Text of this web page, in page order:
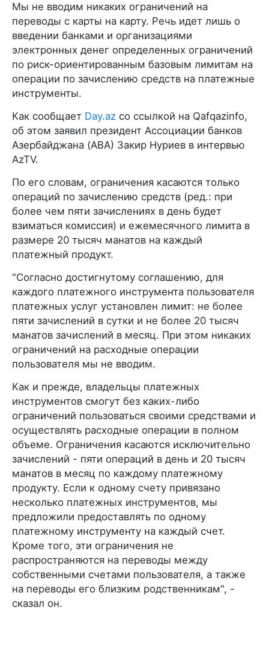
Мы не вводим никаких ограничений на
переводы с карты на карту. Речь идет лишь о
введении банками и организациями
электронных денег определенных ограничений
по риск-ориентированным базовым лимитам на
операции по зачислению средств на платежные
инструменты.
Как сообщает Day.az со ссылкой на Qafqazinfo,
об этом заявил президент Ассоциации банков
Азербайджана (ABA) Закир Нуриев в интервью
AzTV.
По его словам, ограничения касаются только
операций по зачислению средств (ред.: при
более чем пяти зачислениях в день будет
взиматься комиссия) и ежемесячного лимита в
размере 20 тысяч манатов на каждый
платежный продукт.
"Согласно достигнутому соглашению, для
каждого платежного инструмента пользователя
платежных услуг установлен лимит: не более
пяти зачислений в сутки и не более 20 тысяч
манатов зачислений в месяц. При этом никаких
ограничений на расходные операции
пользователя мы не вводим.
Как и прежде, владельцы платежных
инструментов смогут без каких-либо
ограничений пользоваться своими средствами и
осуществлять расходные операции в полном
объеме. Ограничения касаются исключительно
зачислений - пяти операций в день и 20 тысяч
манатов в месяц по каждому платежному
продукту. Если к одному счету привязано
несколько платежных инструментов, мы
предложили предоставлять по одному
платежному инструменту на каждый счет.
Кроме того, эти ограничения не
распространяются на переводы между
собственными счетами пользователя, а также
на переводы его близким родственникам", -
сказал он.